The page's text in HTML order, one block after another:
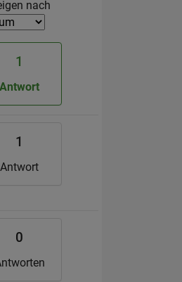
nach
1
Antwort
1
Antwort
0